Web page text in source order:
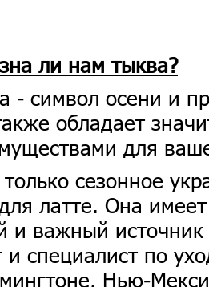
ли нам тыква?
- символ осени и
обладает
для
сезонное
латте. Она
и важный
и специалист по
Нью-